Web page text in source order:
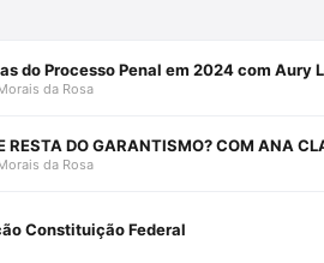
do Processo Penal em 2024 com Aury
da Rosa
RESTA DO GARANTISMO? COM ANA
da Rosa
Constituição Federal